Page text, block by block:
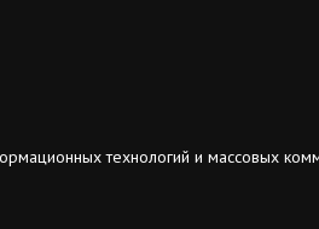
технологий и массовых